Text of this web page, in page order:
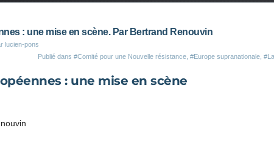
: une mise en scène. Par Bertrand Renouvin
lucien-pons
Publié dans #Comité pour une Nouvelle résistance #Europe supranationale
: une mise en scène